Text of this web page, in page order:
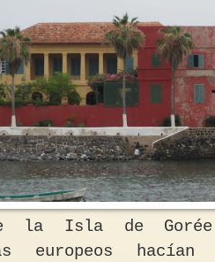
la Isla de
europeos